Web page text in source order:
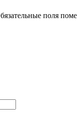
поля